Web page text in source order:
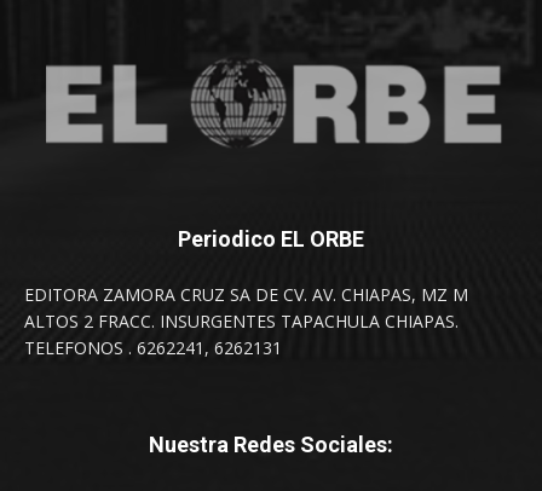
Periodico EL ORBE
EDITORA ZAMORA CRUZ SA DE CV. AV. CHIAPAS, MZ M
ALTOS 2 FRACC. INSURGENTES TAPACHULA CHIAPAS.
TELEFONOS . 6262241, 6262131
Nuestra Redes Sociales: